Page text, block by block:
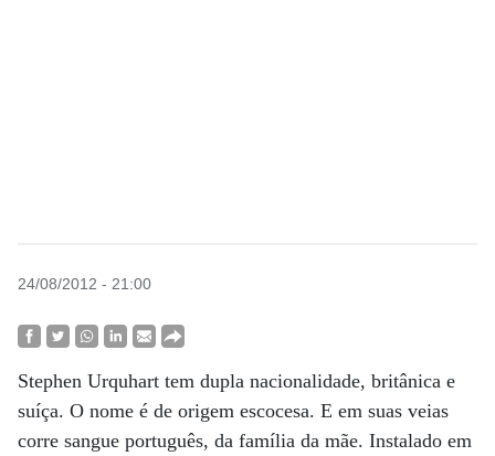
24/08/2012 - 21:00
Stephen Urquhart tem dupla nacionalidade, britânica e
suíça. O nome é de origem escocesa. E em suas veias
corre sangue português, da família da mãe. Instalado em